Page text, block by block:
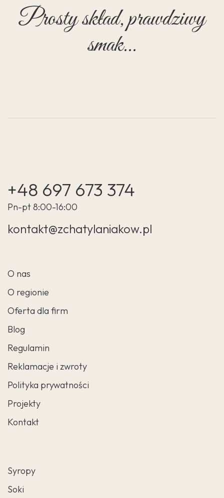
Prosty skład, prawdziwy
smak...
+48 697 673 374
Pn-pt 8:00-16:00
kontakt@zchatylaniakow.pl
O nas
O regionie
Oferta dla firm
Blog
Regulamin
Reklamacje i zwroty
Polityka prywatności
Projekty
Kontakt
Syropy
Soki